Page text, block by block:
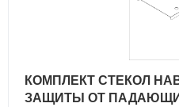
КОМПЛЕКТ СТЕКОЛ
ЗАЩИТЫ ОТ